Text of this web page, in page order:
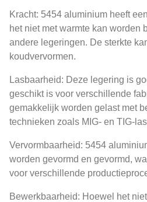
Kracht: 5454 aluminium heeft
het niet met warmte kan worden
andere legeringen. De sterkte
koudvervormen.
Lasbaarheid: Deze legering is
geschikt is voor verschillende
gemakkelijk worden gelast met
technieken zoals MIG- en TIG-
Vervormbaarheid: 5454
worden gevormd en gevormd,
voor verschillende
Bewerkbaarheid: Hoewel het